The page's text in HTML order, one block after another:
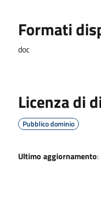
Formati
doc
Licenza di
Pubblico dominio
Ultimo aggiornamento